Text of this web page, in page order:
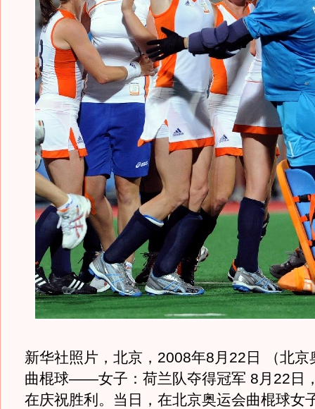
新华社照片，北京，2008年8月22日 （北京
曲棍球——女子：荷兰队夺得冠军 8月22日
在庆祝胜利。当日，在北京奥运会曲棍球女